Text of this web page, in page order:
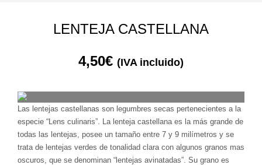
LENTEJA CASTELLANA
4,50€ (IVA incluido)
Las lentejas castellanas son legumbres secas pertenecientes a la
especie “Lens culinaris”. La lenteja castellana es la más grande de
todas las lentejas, posee un tamaño entre 7 y 9 milímetros y se
trata de lentejas verdes de tonalidad clara con algunos granos mas
oscuros, que se denominan “lentejas avinatadas”. Su grano es